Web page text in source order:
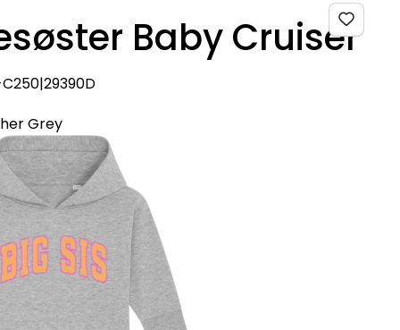
Baby Cruiser
C250|29390D
Grey